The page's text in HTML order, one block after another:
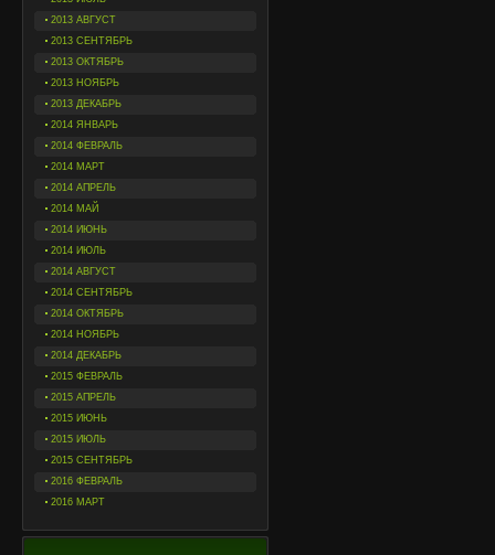
2013 АВГУСТ
2013 СЕНТЯБРЬ
2013 ОКТЯБРЬ
2013 НОЯБРЬ
2013 ДЕКАБРЬ
2014 ЯНВАРЬ
2014 ФЕВРАЛЬ
2014 МАРТ
2014 АПРЕЛЬ
2014 МАЙ
2014 ИЮНЬ
2014 ИЮЛЬ
2014 АВГУСТ
2014 СЕНТЯБРЬ
2014 ОКТЯБРЬ
2014 НОЯБРЬ
2014 ДЕКАБРЬ
2015 ФЕВРАЛЬ
2015 АПРЕЛЬ
2015 ИЮНЬ
2015 ИЮЛЬ
2015 СЕНТЯБРЬ
2016 ФЕВРАЛЬ
2016 МАРТ